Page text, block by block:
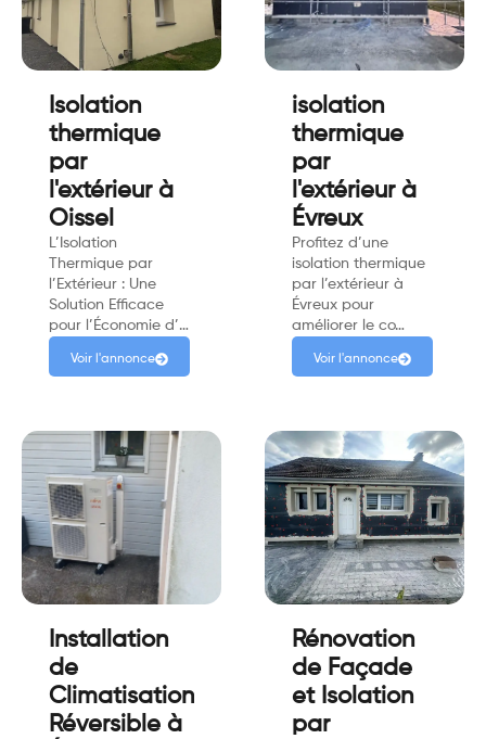
Isolation
thermique
par
l'extérieur à
Oissel
L’Isolation
Thermique par
l’Extérieur : Une
Solution Efficace
pour l’Économie d’…
Voir l'annonce
isolation
thermique
par
l'extérieur à
Évreux
Profitez d’une
isolation thermique
par l’extérieur à
Évreux pour
améliorer le co…
Voir l'annonce
Installation
de
Climatisation
Réversible à
Rénovation
de Façade
et Isolation
par